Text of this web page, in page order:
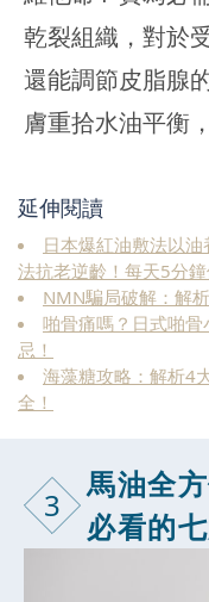
乾裂組織，對於
還能調節皮脂腺
膚重拾水油平衡
延伸閱讀
日本爆紅油敷法以
法抗老逆齡！每天5分
NMN騙局破解：解
啪骨痛嗎？日式啪
忌！
海藻糖攻略：解析4
全！
3
馬油全
必看的